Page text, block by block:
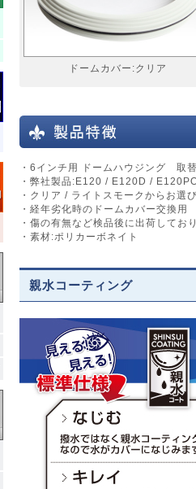
ドームカバー:クリア
・6インチ用 ドームハウジング 取
・弊社製品:E120 / E120D /
・クリア / ライトスモークからお選
・経年劣化時のドームカバー交換用
・傷の有無など検品後に出荷してお
・素材:ポリカーボネイト
親水コーティング